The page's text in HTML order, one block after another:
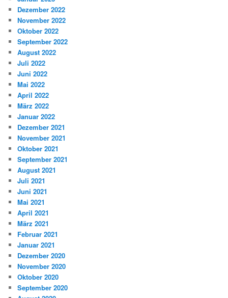
Dezember 2022
November 2022
Oktober 2022
September 2022
August 2022
Juli 2022
Juni 2022
Mai 2022
April 2022
März 2022
Januar 2022
Dezember 2021
November 2021
Oktober 2021
September 2021
August 2021
Juli 2021
Juni 2021
Mai 2021
April 2021
März 2021
Februar 2021
Januar 2021
Dezember 2020
November 2020
Oktober 2020
September 2020